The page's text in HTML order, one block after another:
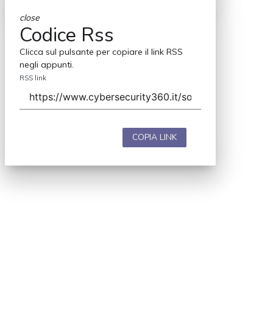
close
Codice Rss
Clicca sul pulsante per copiare il link RSS
negli appunti.
RSS link
COPIA LINK